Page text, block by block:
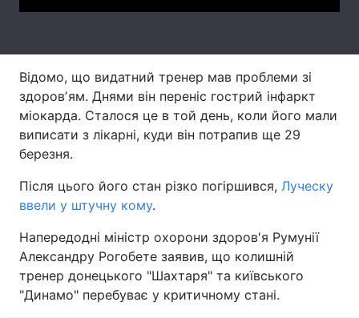
Контакти
Тема оформлення
Відомо, що видатний тренер мав проблеми зі
здоровʼям. Днями він переніс гострий інфаркт
міокарда. Сталося це в той день, коли його мали
виписати з лікарні, куди він потрапив ще 29
березня.
Після цього його стан різко погіршився, Луческу
ввели у штучну кому.
Напередодні міністр охорони здоров'я Румунії
Александру Рогобете заявив, що колишній
тренер донецького "Шахтаря" та київського
"Динамо" перебуває у критичному стані.